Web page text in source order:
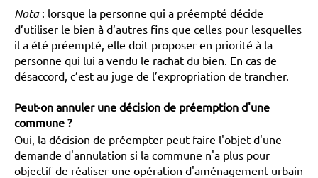
Nota : lorsque la personne qui a préempté décide
d’utiliser le bien à d’autres fins que celles pour lesquelles
il a été préempté, elle doit proposer en priorité à la
personne qui lui a vendu le rachat du bien. En cas de
désaccord, c’est au juge de l’expropriation de trancher.
Peut-on annuler une décision de préemption d'une
commune ?
Oui, la décision de préempter peut faire l'objet d'une
demande d'annulation si la commune n'a plus pour
objectif de réaliser une opération d'aménagement urbain